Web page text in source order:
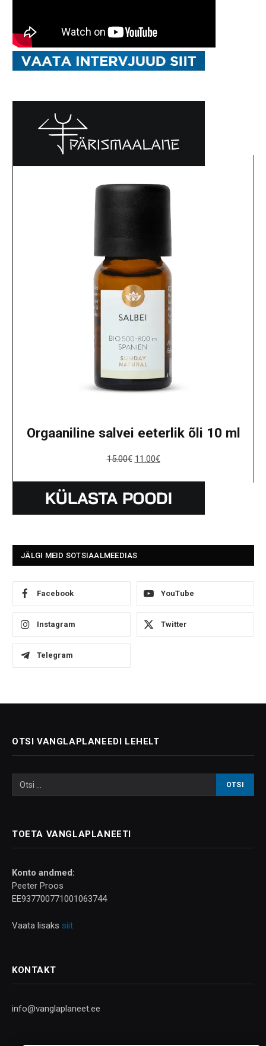
Orgaaniline salvei eeterlik õli 10 ml
15.00€ 11.00€
JÄLGI MEID SOTSIAALMEEDIAS
Facebook YouTube
Instagram Twitter
Telegram
OTSI VANGLAPLANEEDI LEHELT
TOETA VANGLAPLANEETI
Konto andmed:
Peeter Proos
EE937700771001063744
Vaata lisaks siit
KONTAKT
info@vanglaplaneet.ee